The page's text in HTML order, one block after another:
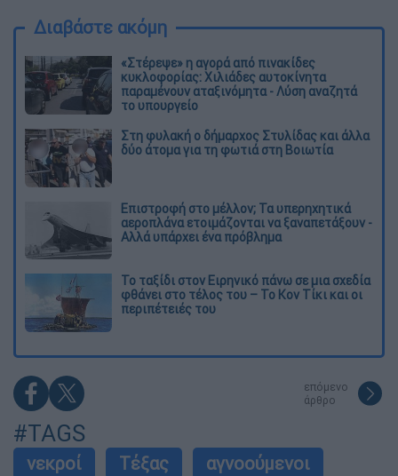
Διαβάστε ακόμη
«Στέρεψε» η αγορά από πινακίδες
κυκλοφορίας: Χιλιάδες αυτοκίνητα
παραμένουν αταξινόμητα - Λύση αναζητά
το υπουργείο
Στη φυλακή ο δήμαρχος Στυλίδας και άλλα
δύο άτομα για τη φωτιά στη Βοιωτία
Επιστροφή στο μέλλον; Τα υπερηχητικά
αεροπλάνα ετοιμάζονται να ξαναπετάξουν -
Αλλά υπάρχει ένα πρόβλημα
Το ταξίδι στον Ειρηνικό πάνω σε μια σχεδία
φθάνει στο τέλος του – Το Κον Τίκι και οι
περιπέτειές του
επόμενο
άρθρο
#TAGS
νεκροί Τέξας
αγνοούμενοι